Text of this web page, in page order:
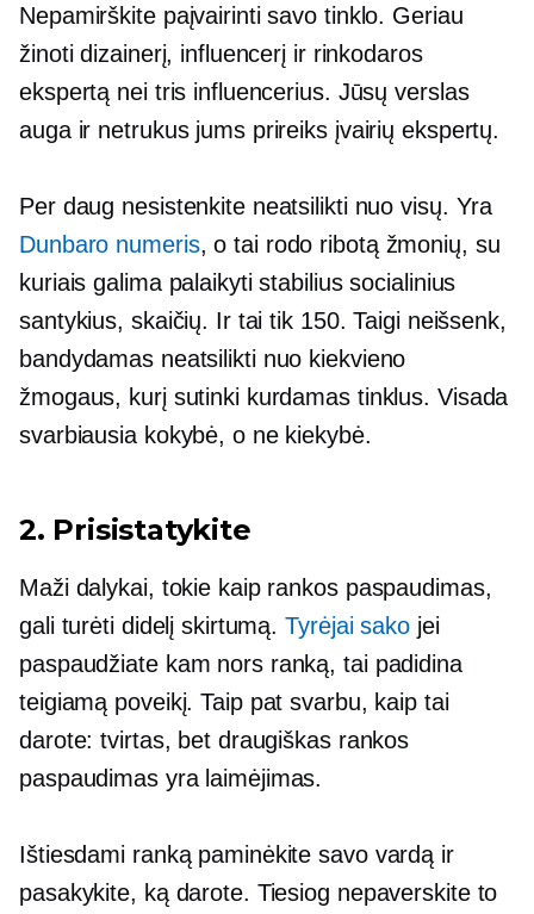
Nepamirškite paįvairinti savo tinklo. Geriau
žinoti dizainerį, influencerį ir rinkodaros
ekspertą nei tris influencerius. Jūsų verslas
auga ir netrukus jums prireiks įvairių ekspertų.
Per daug nesistenkite neatsilikti nuo visų. Yra
Dunbaro numeris, o tai rodo ribotą žmonių, su
kuriais galima palaikyti stabilius socialinius
santykius, skaičių. Ir tai tik 150. Taigi neišsenk,
bandydamas neatsilikti nuo kiekvieno
žmogaus, kurį sutinki kurdamas tinklus. Visada
svarbiausia kokybė, o ne kiekybė.
2. Prisistatykite
Maži dalykai, tokie kaip rankos paspaudimas,
gali turėti didelį skirtumą.Tyrėjai sakojei
paspaudžiate kam nors ranką, tai padidina
teigiamą poveikį. Taip pat svarbu, kaip tai
darote: tvirtas, bet draugiškas rankos
paspaudimas yra laimėjimas.
Ištiesdami ranką paminėkite savo vardą ir
pasakykite, ką darote. Tiesiog nepaverskite to